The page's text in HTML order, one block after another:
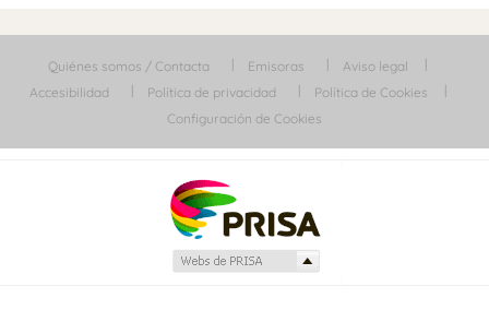
Quiénes somos / Contacta Emisoras
Aviso legal
Accesibilidad
Política de privacidad
Política de Cookies
Configuración de Cookies